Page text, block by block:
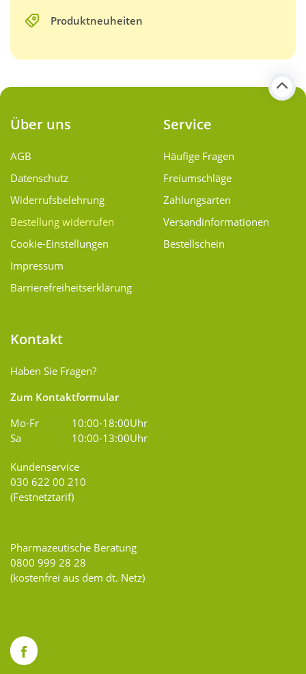
Produktneuheiten
Über uns
AGB
Datenschutz
Widerrufsbelehrung
Bestellung widerrufen
Cookie-Einstellungen
Impressum
Barrierefreiheitserklärung
Service
Häufige Fragen
Freiumschläge
Zahlungsarten
Versand­informationen
Bestellschein
Kontakt
Haben Sie Fragen?
Zum Kontaktformular
Mo-Fr
10:00-18:00Uhr
Sa
10:00-13:00Uhr
Kundenservice
030 622 00 210
(Festnetztarif)
Pharmazeutische Beratung
0800 999 28 28
(kostenfrei aus dem dt. Netz)